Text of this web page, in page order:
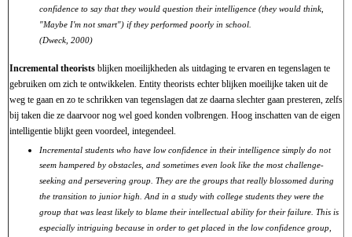
confidence to say that they would question their intelligence (they would think,
"Maybe I'm not smart") if they performed poorly in school.
(Dweck, 2000)
Incremental theorists blijken moeilijkheden als uitdaging te ervaren en tegenslagen te
gebruiken om zich te ontwikkelen. Entity theorists echter blijken moeilijke taken uit de
weg te gaan en zo te schrikken van tegenslagen dat ze daarna slechter gaan presteren, zelfs
bij taken die ze daarvoor nog wel goed konden volbrengen. Hoog inschatten van de eigen
intelligentie blijkt geen voordeel, integendeel.
Incremental students who have low confidence in their intelligence simply do not
seem hampered by obstacles, and sometimes even look like the most challenge-
seeking and persevering group. They are the groups that really blossomed during
the transition to junior high. And in a study with college students they were the
group that was least likely to blame their intellectual ability for their failure. This is
especially intriguing because in order to get placed in the low confidence group,